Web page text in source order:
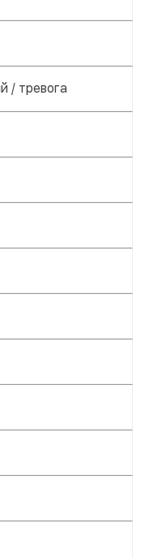
/ тревога